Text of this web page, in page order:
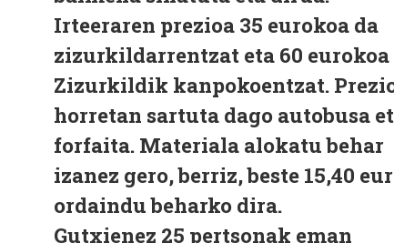
Irteeraren prezioa 35 eurokoa da
zizurkildarrentzat eta 60 eurokoa
Zizurkildik kanpokoentzat.
horretan sartuta dago autobusa
forfaita. Materiala alokatu behar
izanez gero, berriz, beste 15,40
ordaindu beharko dira.
Gutxienez 25 pertsonak eman